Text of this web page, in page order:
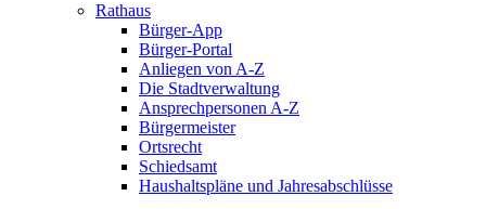
Rathaus
Bürger-App
Bürger-Portal
Anliegen von A-Z
Die Stadtverwaltung
Ansprechpersonen A-Z
Bürgermeister
Ortsrecht
Schiedsamt
Haushaltspläne und Jahresabschlüsse